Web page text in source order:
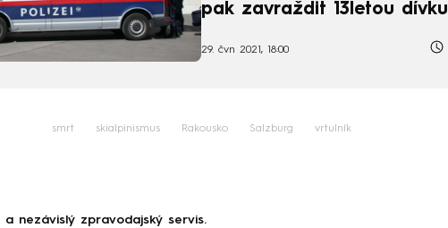
pak zavraždit 13letou dívku
29. čvn 2021, 18:00
smrt skialpinismus Rakousko Salzburg vrtulník
a nezávislý zpravodajský servis.